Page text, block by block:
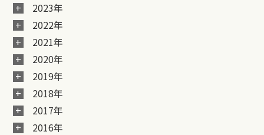
2023年
2022年
2021年
2020年
2019年
2018年
2017年
2016年